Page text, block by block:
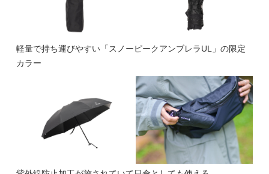
軽量で持ち運びやすい「スノーピークアンブレラUL」の限定
カラー